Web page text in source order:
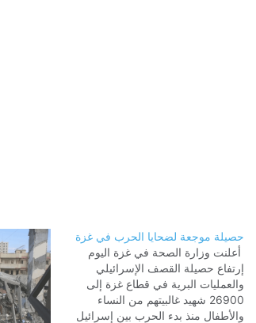
حصيلة موجعة لضحايا الحرب في غزة
أعلنت وزارة الصحة في غزة اليوم
إرتفاع حصيلة القصف الإسرائيلي
والعمليات البرية في قطاع غزة إلى
26900 شهيد غالبيتهم من النساء
والأطفال منذ بدء الحرب بين إسرائيل